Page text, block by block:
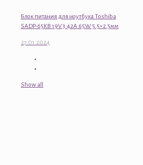
Блок питания для ноутбука Toshiba
SADP-65KB 19V 3.42A 65W 5.5×2.5мм
27.01.2024
Show all